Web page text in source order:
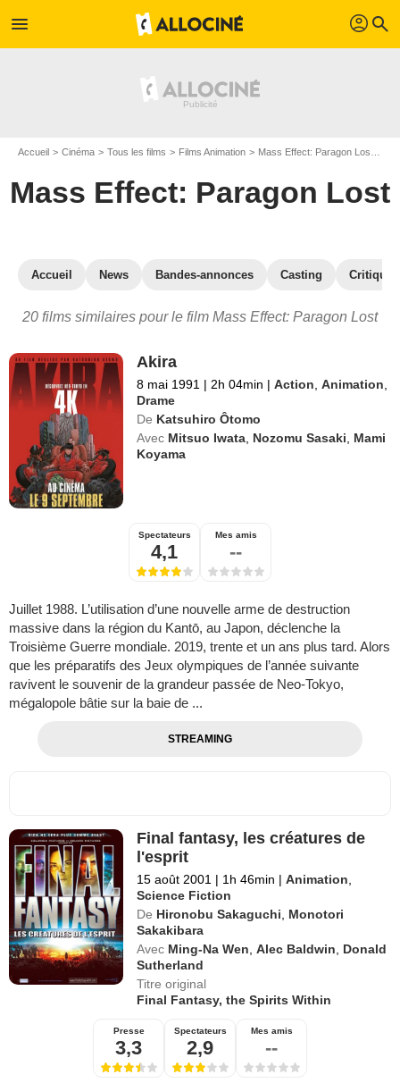
menu profil search
Accueil Cinéma Tous les films Films Animation Mass Effect: Paragon Lost
Mass Effect: Paragon Lost
Accueil News Bandes-annonces Casting
20 films similaires pour le film Mass Effect: Paragon Lost
Akira
8 mai 1991 | 2h 04min | Action ,Animation
Drame
De Katsuhiro Ôtomo
Avec Mitsuo Iwata Nozomu Sasaki
Mami
Koyama
Spectateurs
4,1
Mes amis
--
Juillet 1988. L’utilisation d’une nouvelle arme de destruction
massive dans la région du Kantō, au Japon, déclenche la
Troisième Guerre mondiale. 2019, trente et un ans plus tard. Alors
que les préparatifs des Jeux olympiques de l’année suivante
ravivent le souvenir de la grandeur passée de Neo-Tokyo,
mégalopole bâtie sur la baie de ...
STREAMING
Final fantasy, les créatures de
l'esprit
15 août 2001 | 1h 46min | Animation
Science Fiction
De Hironobu Sakaguchi
Monotori
Sakakibara
Avec Ming-Na Wen ,Alec Baldwin
Donald
Sutherland
Titre original
Final Fantasy, the Spirits Within
Presse
3,3
Spectateurs
2,9
Mes amis
--